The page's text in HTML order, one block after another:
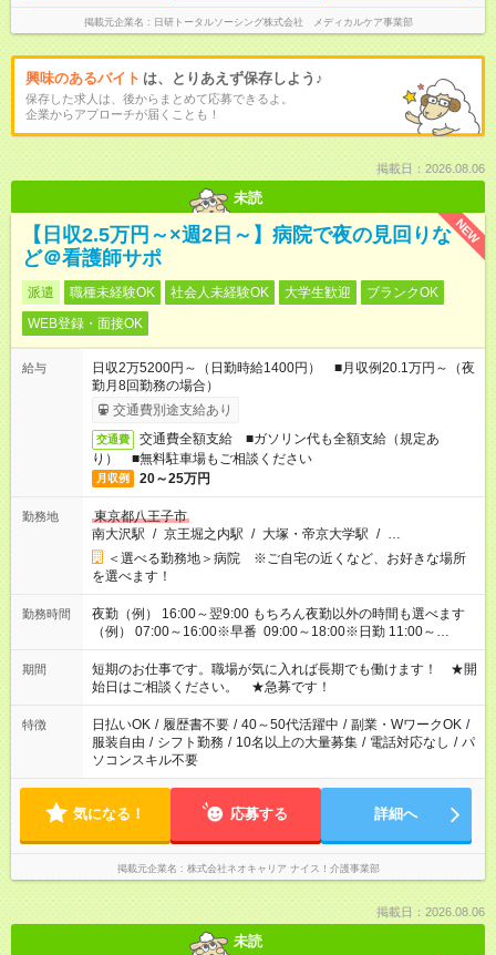
掲載元企業名 日研トータルソーシング株式会社 メディカルケア事業部
興味のあるバイト は、とりあえず保存しよう♪
保存した求人は、後からまとめて応募できるよ。
企業からアプローチが届くことも！
掲載日：2026.08.06
未読
NEW
【日収2.5万円～×週2日～】病院で夜の見回りな
ど＠看護師サポ
派遣 職種未経験OK 社会人未経験OK 大学生歓迎
ブランクOK
WEB登録・面接OK
給与
日収2万5200円～（日勤時給1400円） ■月収例20.1万円～（夜
勤月8回勤務の場合）
交通費別途支給あり
交通費
交通費全額支給 ■ガソリン代も全額支給（規定あ
り） ■無料駐車場もご相談ください
月収例 20～25万円
勤務地
東京都八王子市
南大沢駅 / 京王堀之内駅 / 大塚・帝京大学駅 / …
＜選べる勤務地＞病院 ※ご自宅の近くなど、お好きな場所
を選べます！
勤務時間
夜勤（例） 16:00～翌9:00 もちろん夜勤以外の時間も選べます
（例） 07:00～16:00※早番 09:00～18:00※日勤 11:00～
20:00※遅番 ※時間は、固定・選べる施設もあるので、ご希望が
あれば調整できます！ ※シフト制。勤務地により実働時間が異
なります。★家庭の都合でお休みが必要な場合も遠慮なくご相談
ください。
期間
短期のお仕事です。職場が気に入れば長期でも働けます！ ★開
始日はご相談ください。 ★急募です！
特徴 日払いOK / 履歴書不要 / 40～50代活躍中 / 副業・WワークOK /
服装自由 / シフト勤務 / 10名以上の大量募集 / 電話対応なし / パ
ソコンスキル不要
気になる！ 応募する 詳細へ
掲載元企業名 株式会社ネオキャリア ナイス！介護事業部
掲載日：2026.08.06
未読